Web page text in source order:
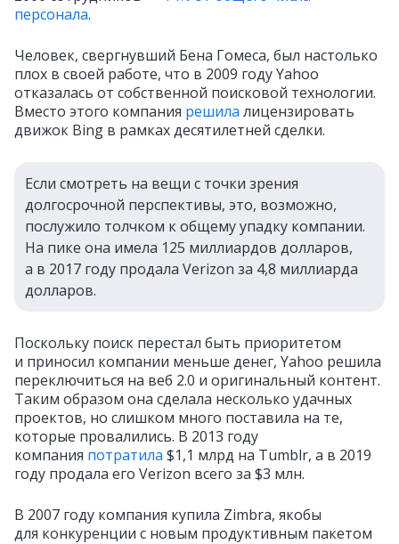
персонала.
Человек, свергнувший Бена Гомеса, был настолько
плох в своей работе, что в 2009 году Yahoo
отказалась от собственной поисковой технологии.
Вместо этого компания решила лицензировать
движок Bing в рамках десятилетней сделки.
Если смотреть на вещи с точки зрения
долгосрочной перспективы, это, возможно,
послужило толчком к общему упадку компании.
На пике она имела 125 миллиардов долларов,
а в 2017 году продала Verizon за 4,8 миллиарда
долларов.
Поскольку поиск перестал быть приоритетом
и приносил компании меньше денег, Yahoo решила
переключиться на веб 2.0 и оригинальный контент.
Таким образом она сделала несколько удачных
проектов, но слишком много поставила на те,
которые провалились. В 2013 году
компания потратила $1,1 млрд на Tumblr, а в 2019
году продала его Verizon всего за $3 млн.
В 2007 году компания купила Zimbra, якобы
для конкуренции с новым продуктивным пакетом